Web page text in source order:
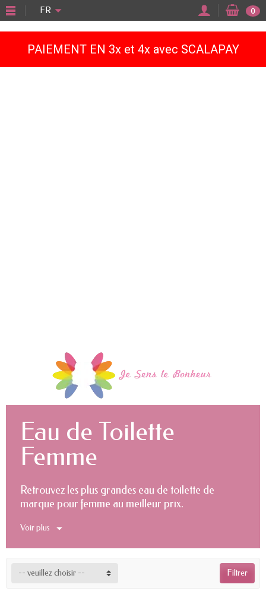
PAIEMENT EN 3x et 4x avec SCALAPAY
FR 0
Eau de Toilette
Femme
Retrouvez les plus grandes eau de toilette de
marque pour femme au meilleur prix.
Voir plus
Filtrer
-- veuillez choisir --